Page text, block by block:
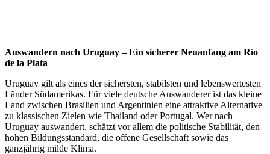
Auswandern nach Uruguay – Ein sicherer Neuanfang am Río
de la Plata
Uruguay gilt als eines der sichersten, stabilsten und lebenswertesten
Länder Südamerikas. Für viele deutsche Auswanderer ist das kleine
Land zwischen Brasilien und Argentinien eine attraktive Alternative
zu klassischen Zielen wie Thailand oder Portugal. Wer nach
Uruguay auswandert, schätzt vor allem die politische Stabilität, den
hohen Bildungsstandard, die offene Gesellschaft sowie das
ganzjährig milde Klima.